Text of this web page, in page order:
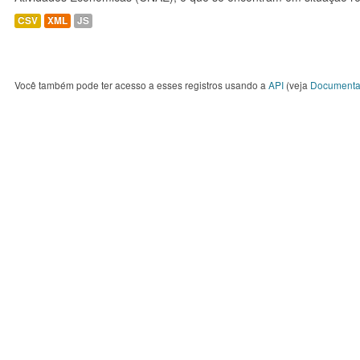
CSV XML JS
Você também pode ter acesso a esses registros usando a API (veja